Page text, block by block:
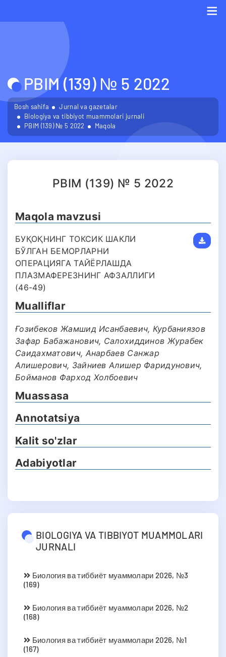
PBIM (139) № 5 2022
Bosh sahifa
Jurnal va gazetalar
Biologiya va tibbiyot muammolari jurnali
PBIM (139) № 5 2022
Maqola
PBIM (139) № 5 2022
Maqola mavzusi
БУҚОҚНИНГ ТОКСИК ШАКЛИ
БЎЛГАН БЕМОРЛАРНИ
ОПЕРАЦИЯГА ТАЙЁРЛАШДА
ПЛАЗМАФЕРЕЗНИНГ АФЗАЛЛИГИ
(46-49)
Mualliflar
Ғозибеков Жамшид Исанбаевич, Курбаниязов
Зафар Бабажанович, Салохиддинов Журабек
Саидахматович, Анарбаев Санжар
Алишерович, Зайниев Алишер Фаридунович,
Бойманов Фарход Холбоевич
Muassasa
Annotatsiya
Kalit so'zlar
Adabiyotlar
BIOLOGIYA VA TIBBIYOT MUAMMOLARI
JURNALI
Биология ва тиббиёт муаммолари 2026, №3
(169)
Биология ва тиббиёт муаммолари 2026, №2
(168)
Биология ва тиббиёт муаммолари 2026, №1
(167)